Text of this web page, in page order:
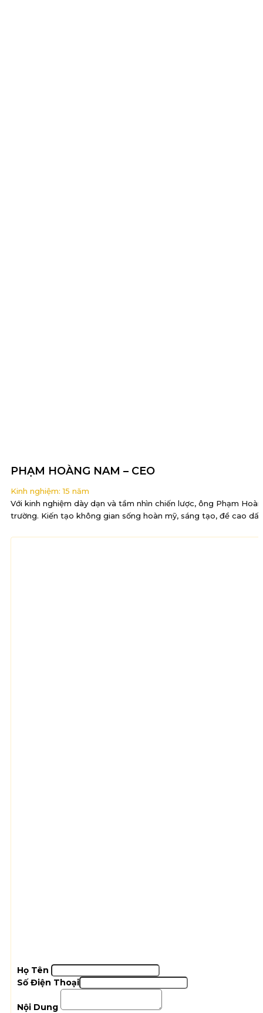
PHẠM HOÀNG NAM – CEO
Kinh nghiệm: 15 năm
Với kinh nghiệm dày dạn và tầm nhìn chiến lược, ông Phạm
trường. Kiến tạo không gian sống hoàn mỹ, sáng tạo, đề cao
Họ Tên
Số Điện Thoại
Nội Dung